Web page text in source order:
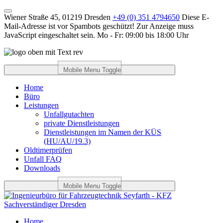
Wiener Straße 45, 01219 Dresden +49 (0) 351 4794650 Diese E-
Mail-Adresse ist vor Spambots geschützt! Zur Anzeige muss
JavaScript eingeschaltet sein. Mo - Fr: 09:00 bis 18:00 Uhr
Mobile Menu Toggle
Home
Büro
Leistungen
Unfallgutachten
private Dienstleistungen
Dienstleistungen im Namen der KÜS
(HU/AU/19.3)
Oldtimerprüfen
Unfall FAQ
Downloads
Mobile Menu Toggle
Home